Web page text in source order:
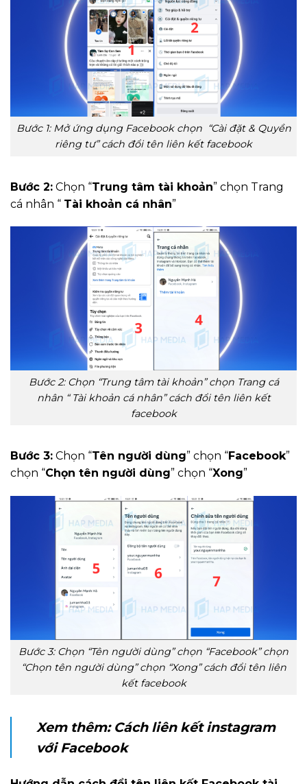
Bước 1: Mở ứng dụng Facebook chọn “Cài đặt & Quyền
riêng tư” cách đổi tên liên kết facebook
Bước 2: Chọn “Trung tâm tài khoản” chọn Trang
cá nhân “ Tài khoản cá nhân”
Bước 2: Chọn “Trung tâm tài khoản” chọn Trang cá
nhân “ Tài khoản cá nhân” cách đổi tên liên kết
facebook
Bước 3: Chọn “Tên người dùng” chọn “Facebook”
chọn “Chọn tên người dùng” chọn “Xong”
Bước 3: Chọn “Tên người dùng” chọn “Facebook” chọn
“Chọn tên người dùng” chọn “Xong” cách đổi tên liên
kết facebook
Xem thêm: Cách liên kết instagram
với Facebook